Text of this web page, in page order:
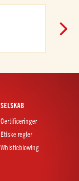
SELSKAB
Certificeringer
Etiske regler
Whistleblowing